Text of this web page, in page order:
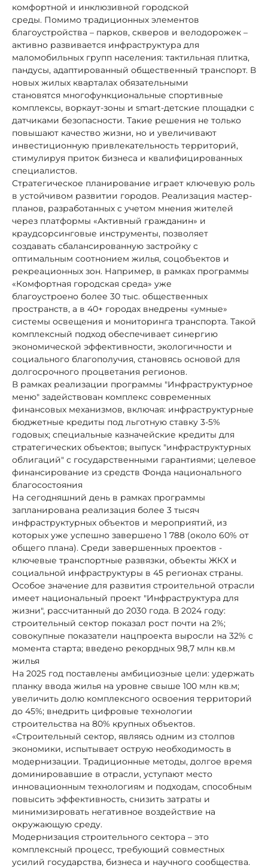
комфортной и инклюзивной городской
среды. Помимо традиционных элементов
благоустройства – парков, скверов и велодорожек –
активно развивается инфраструктура для
маломобильных групп населения: тактильная плитка,
пандусы, адаптированный общественный транспорт. В
новых жилых кварталах обязательными
становятся многофункциональные спортивные
комплексы, воркаут-зоны и smart-детские площадки с
датчиками безопасности. Такие решения не только
повышают качество жизни, но и увеличивают
инвестиционную привлекательность территорий,
стимулируя приток бизнеса и квалифицированных
специалистов.
Стратегическое планирование играет ключевую роль
в устойчивом развитии городов. Реализация мастер-
планов, разработанных с учетом мнения жителей
через платформы «Активный гражданин» и
краудсорсинговые инструменты, позволяет
создавать сбалансированную застройку с
оптимальным соотнонием жилья, соцобъектов и
рекреационных зон. Например, в рамках программы
«Комфортная городская среда» уже
благоустроено более 30 тыс. общественных
пространств, а в 40+ городах внедрены «умные»
системы освещения и мониторинга транспорта. Такой
комплексный подход обеспечивает синергию
экономической эффективности, экологичности и
социального благополучия, становясь основой для
долгосрочного процветания регионов.
В рамках реализации программы "Инфраструктурное
меню" задействован комплекс современных
финансовых механизмов, включая: инфраструктурные
бюджетные кредиты под льготную ставку 3-5%
годовых; специальные казначейские кредиты для
стратегических объектов; выпуск "инфраструктурных
облигаций" с государственными гарантиями; целевое
финансирование из средств Фонда национального
благосостояния
На сегодняшний день в рамках программы
запланирована реализация более 3 тысяч
инфраструктурных объектов и мероприятий, из
которых уже успешно завершено 1 788 (около 60% от
общего плана). Среди завершенных проектов -
ключевые транспортные развязки, объекты ЖКХ и
социальной инфраструктуры в 45 регионах страны.
Особое значение для развития строительной отрасли
имеет национальный проект "Инфраструктура для
жизни", рассчитанный до 2030 года. В 2024 году:
строительный сектор показал рост почти на 2%;
совокупные показатели нацпроекта выросли на 32% с
момента старта; введено рекордных 98,7 млн кв.м
жилья
На 2025 год поставлены амбициозные цели: удержать
планку ввода жилья на уровне свыше 100 млн кв.м;
увеличить долю комплексного освоения территорий
до 45%; внедрить цифровые технологии
строительства на 80% крупных объектов.
«Строительный сектор, являясь одним из столпов
экономики, испытывает острую необходимость в
модернизации. Традиционные методы, долгое время
доминировавшие в отрасли, уступают место
инновационным технологиям и подходам, способным
повысить эффективность, снизить затраты и
минимизировать негативное воздействие на
окружающую среду.
Модернизация строительного сектора – это
комплексный процесс, требующий совместных
усилий государства, бизнеса и научного сообщества.